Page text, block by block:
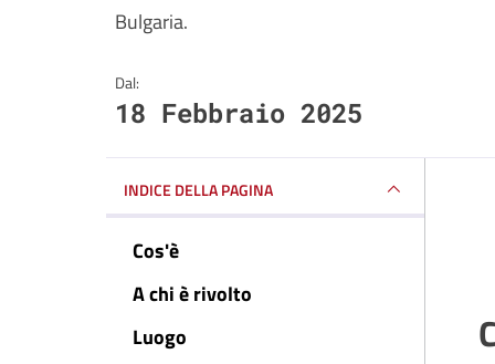
Bulgaria.
Dal:
18 Febbraio 2025
INDICE DELLA PAGINA
Cos'è
A chi è rivolto
Luogo